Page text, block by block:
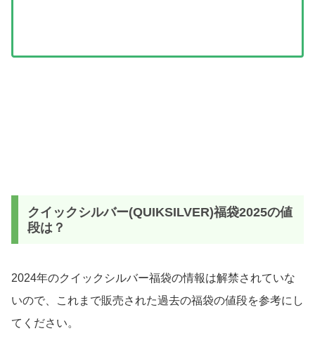
クイックシルバー(QUIKSILVER)福袋2025の値
段は？
2024年のクイックシルバー福袋の情報は解禁されていな
いので、これまで販売された過去の福袋の値段を参考にし
てください。